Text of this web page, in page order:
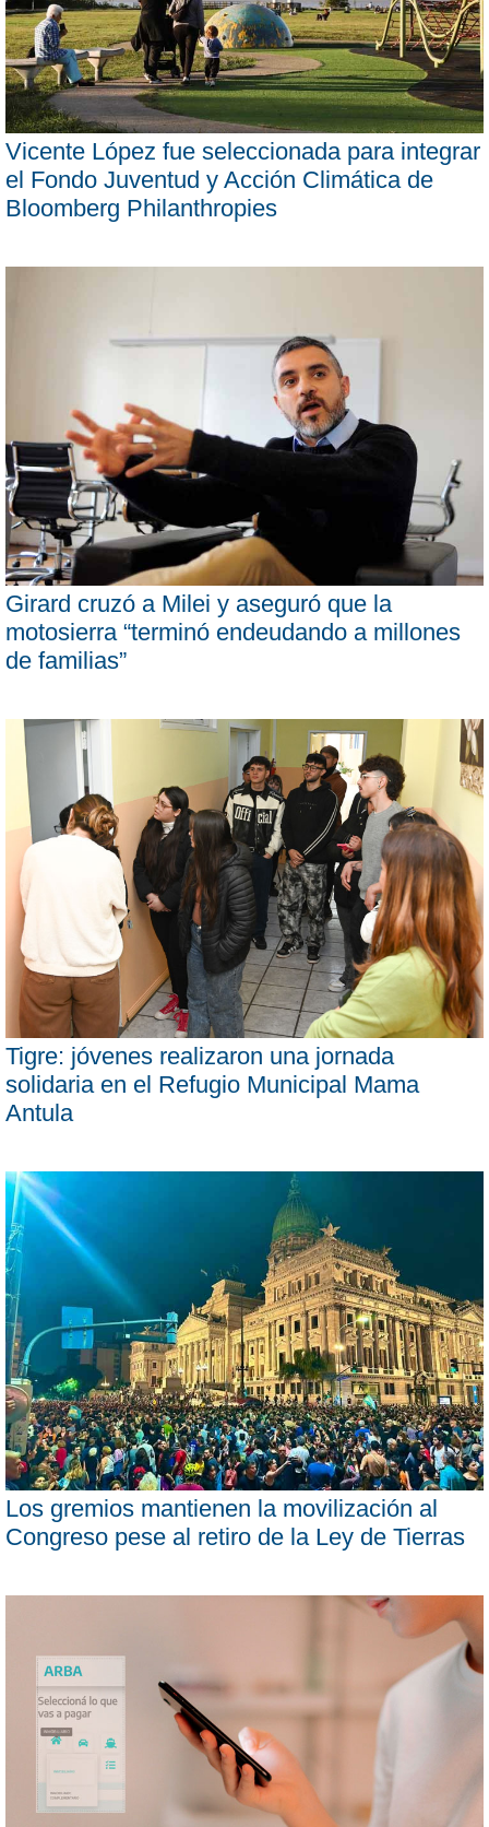
Vicente López fue seleccionada para integrar
el Fondo Juventud y Acción Climática de
Bloomberg Philanthropies
Girard cruzó a Milei y aseguró que la
motosierra “terminó endeudando a millones
de familias”
Tigre: jóvenes realizaron una jornada
solidaria en el Refugio Municipal Mama
Antula
Los gremios mantienen la movilización al
Congreso pese al retiro de la Ley de Tierras